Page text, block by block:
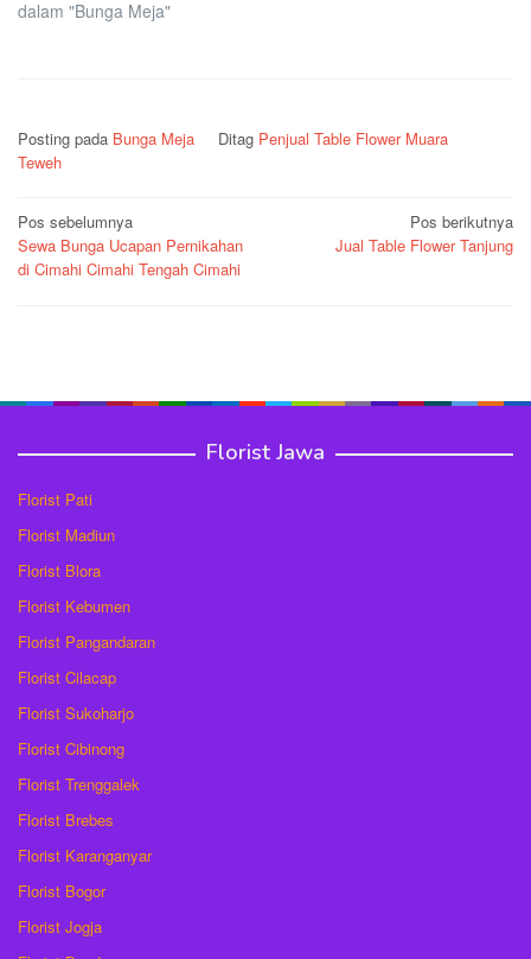
dalam "Bunga Meja"
Posting pada Bunga Meja Ditag Penjual Table Flower Muara
Teweh
Navigasi
pos
Pos sebelumnya
Sewa Bunga Ucapan Pernikahan
di Cimahi Cimahi Tengah Cimahi
Pos berikutnya
Jual Table Flower Tanjung
Florist Jawa
Florist Pati
Florist Madiun
Florist Blora
Florist Kebumen
Florist Pangandaran
Florist Cilacap
Florist Sukoharjo
Florist Cibinong
Florist Trenggalek
Florist Brebes
Florist Karanganyar
Florist Bogor
Florist Jogja